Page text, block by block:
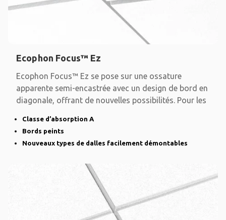
Ecophon Focus™ Ez
Ecophon Focus™ Ez se pose sur une ossature
apparente semi-encastrée avec un design de bord en
diagonale, offrant de nouvelles possibilités. Pour les
Classe d’absorption A
Bords peints
Nouveaux types de dalles facilement démontables